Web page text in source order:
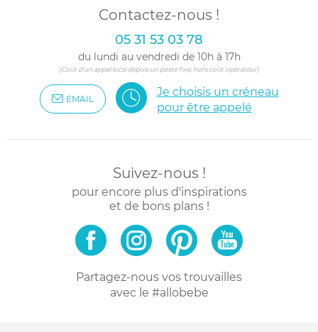
Contactez-nous !
05 31 53 03 78
du lundi au vendredi de 10h à 17h
(Coût d'un appel local depuis un poste fixe, hors coût opérateur)
EMAIL
Je choisis un créneau
pour être appelé
Suivez-nous !
pour encore plus d'inspirations
et de bons plans !
Partagez-nous vos trouvailles
avec le #allobebe